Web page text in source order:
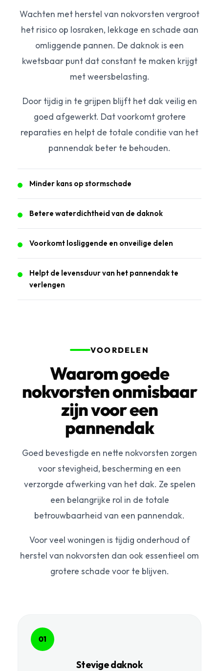
Wachten met herstel van nokvorsten vergroot
het risico op losraken, lekkage en schade aan
omliggende pannen. De daknok is een
kwetsbaar punt dat constant te maken krijgt
met weersbelasting.
Door tijdig in te grijpen blijft het dak veilig en
goed afgewerkt. Dat voorkomt grotere
reparaties en helpt de totale conditie van het
pannendak beter te behouden.
Minder kans op stormschade
Betere waterdichtheid van de daknok
Voorkomt losliggende en onveilige delen
Helpt de levensduur van het pannendak te
verlengen
VOORDELEN
Waarom goede
nokvorsten onmisbaar
zijn voor een
pannendak
Goed bevestigde en nette nokvorsten zorgen
voor stevigheid, bescherming en een
verzorgde afwerking van het dak. Ze spelen
een belangrijke rol in de totale
betrouwbaarheid van een pannendak.
Voor veel woningen is tijdig onderhoud of
herstel van nokvorsten dan ook essentieel om
grotere schade voor te blijven.
01
Stevige daknok